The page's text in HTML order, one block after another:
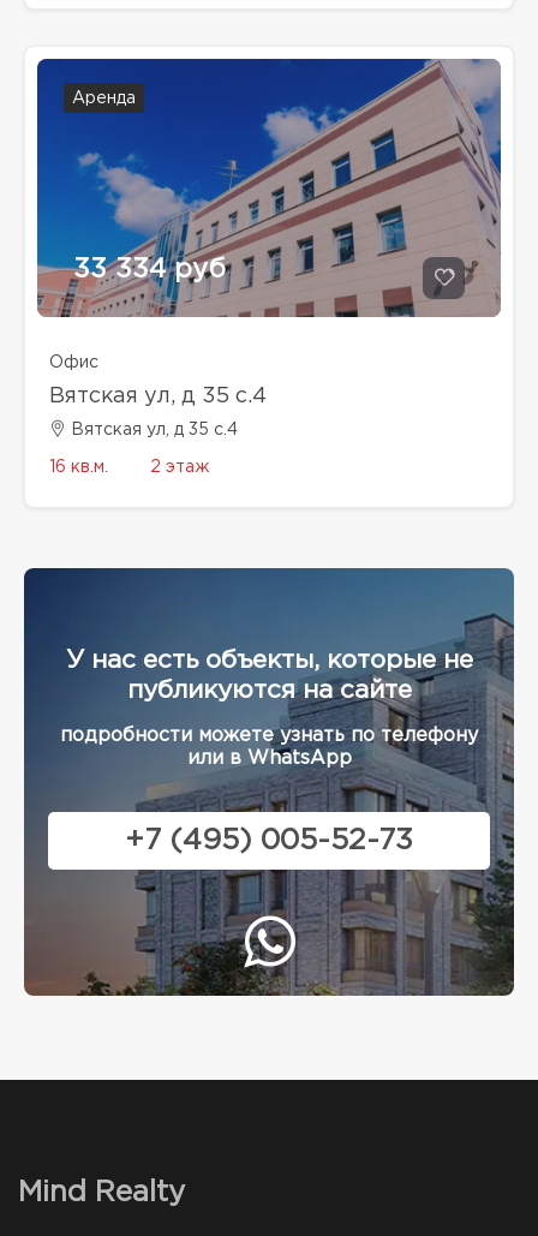
Аренда
33 334 руб
Офис
Вятская ул, д 35 с.4
Вятская ул, д 35 с.4
16 кв.м. 2 этаж
У нас есть объекты, которые не
публикуются на сайте
подробности можете узнать по телефону
или в WhatsApp
+7 (495) 005-52-73
Mind Realty